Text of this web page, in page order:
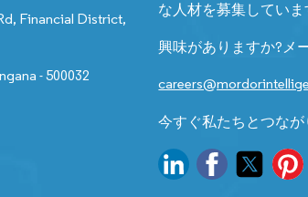
Financial District,
- 500032
な人材を募集していま
興味がありますか?メ
今すぐ私たちとつなが